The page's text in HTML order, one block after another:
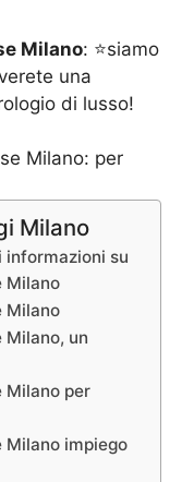
Milano: ⭐siamo
una
di lusso!
Milano
su
Milano
Milano
Milano, un
Milano per
Milano impiego